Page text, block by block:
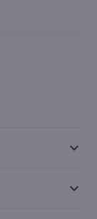
keyboard_arrow_down
keyboard_arrow_down